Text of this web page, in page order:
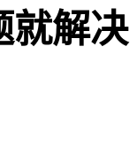
就解决